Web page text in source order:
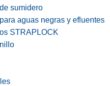
sumidero
aguas negras y efluentes
STRAPLOCK